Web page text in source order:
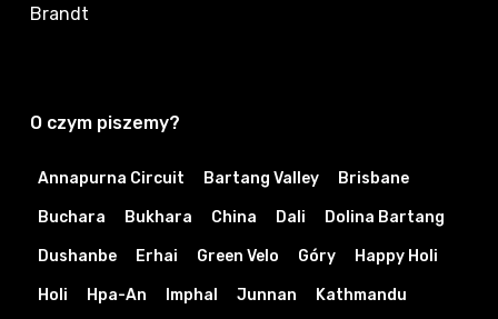
Brandt
O czym piszemy?
Annapurna Circuit Bartang Valley Brisbane
Buchara Bukhara China Dali Dolina Bartang
Dushanbe Erhai Green Velo Góry Happy Holi
Holi Hpa-An Imphal Junnan Kathmandu